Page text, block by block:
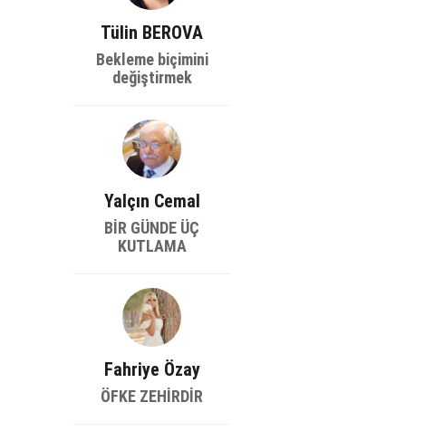
Tülin BEROVA
Bekleme biçimini
değiştirmek
Yalçın Cemal
BİR GÜNDE ÜÇ
KUTLAMA
Fahriye Özay
ÖFKE ZEHİRDİR